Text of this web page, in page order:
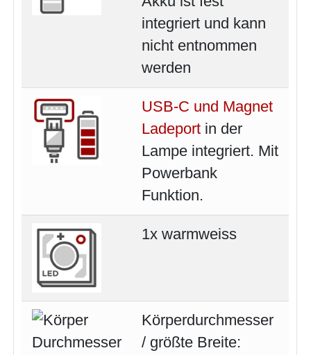
integriert und kann
nicht entnommen
werden
USB-C und Magnet
Ladeportin der
Lampe integriert. Mit
Powerbank
Funktion.
1x warmweiss
Körperdurchmesser
/ größte Breite: